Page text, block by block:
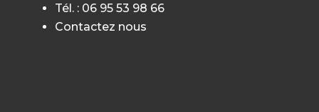
Tél. : 06 95 53 98 66
Contactez nous